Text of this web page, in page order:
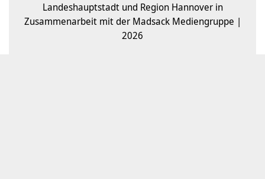
Landeshauptstadt und Region Hannover in
Zusammenarbeit mit der Madsack Mediengruppe |
2026